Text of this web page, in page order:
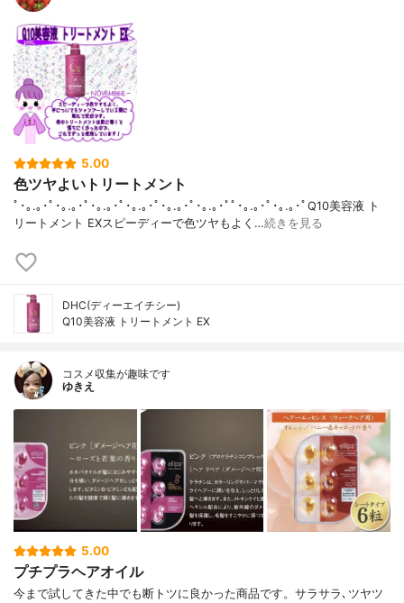
5.00
色ツヤよいトリートメント
ﾟ･｡.｡･ﾟ･｡.｡･ﾟ･｡.｡･ﾟ･｡.｡･ﾟ･｡.｡･ﾟ･｡.｡･ﾟﾟ･｡.｡･ﾟ･｡.｡･ﾟQ10美容液 ト
リートメント EXスピーディーで色ツヤもよく…続きを見る
DHC(ディーエイチシー)
Q10美容液 トリートメント EX
コスメ収集が趣味です
ゆきえ
5.00
プチプラヘアオイル
今まで試してきた中でも断トツに良かった商品です。サラサラ､ツヤツ